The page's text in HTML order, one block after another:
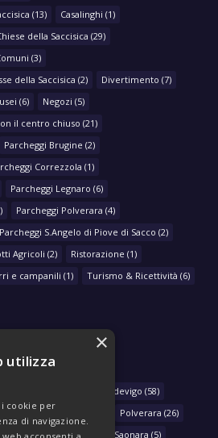
(13) Casalinghi (1)
della Saccisica (29)
(3)
della Saccisica (2) Divertimento (7)
(6) Negozi (5)
il centro chiuso (21)
Parcheggi Brugine (2)
Correzzola (1)
Parcheggi Legnaro (6)
Parcheggi Polverara (4)
Parcheggi S.Angelo di Piove di Sacco (2)
Agricoli (2) Ristorazione (1)
e campanili (1) Turismo & Ricettività (6)
PER COMUNE
Codevigo (58)
Piove di Sacco Polverara (26)
di Piove di Sacco Saonara (5)
×
utilizza
cookie per
di navigazione.